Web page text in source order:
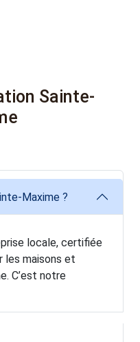
Sainte-
Maxime ?
locale, certifiée
les maisons et
C’est notre